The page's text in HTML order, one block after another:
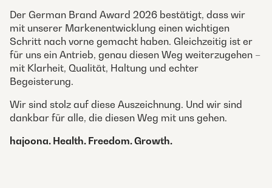
Der German Brand Award 2026 bestätigt, dass wir
mit unserer Markenentwicklung einen wichtigen
Schritt nach vorne gemacht haben. Gleichzeitig ist er
für uns ein Antrieb, genau diesen Weg weiterzugehen –
mit Klarheit, Qualität, Haltung und echter
Begeisterung.
Wir sind stolz auf diese Auszeichnung. Und wir sind
dankbar für alle, die diesen Weg mit uns gehen.
hajoona. Health. Freedom. Growth.